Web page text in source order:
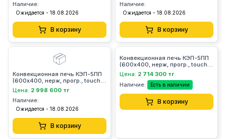
Наличие:
Ожидается - 18.08.2026
В корзину
Наличие:
Ожидается - 18.08.2026
В корзину
📦
Конвекционная печь КЭП-5ПП
(600х400, нерж, прогр., touch,
мойка, шибер) - 95*107*92
Abat
Цена: 2 998 600 тг
Наличие:
Ожидается - 18.08.2026
В корзину
Конвекционная печь КЭП-5ПП
(600х400, нерж, прогр., touch,
мойка, шибер) - 95*107*92
Abat Уценка
Цена: 2 714 300 тг
Наличие:
Есть в наличии
В корзину